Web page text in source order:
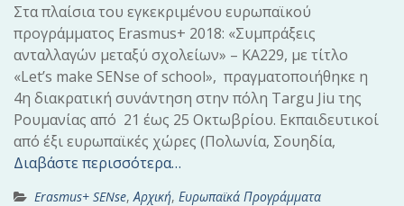
Στα πλαίσια του εγκεκριμένου ευρωπαϊκού
προγράμματος Erasmus+ 2018: «Συμπράξεις
ανταλλαγών μεταξύ σχολείων» – ΚΑ229, με τίτλο
«Let’s make SENse of school», πραγματοποιήθηκε η
4η διακρατική συνάντηση στην πόλη Targu Jiu της
Ρουμανίας από 21 έως 25 Οκτωβρίου. Εκπαιδευτικοί
από έξι ευρωπαϊκές χώρες (Πολωνία, Σουηδία,
Διαβάστε περισσότερα…
Erasmus+ SENse, Αρχική, Ευρωπαϊκά Προγράμματα